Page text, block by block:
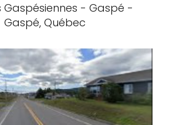
Gaspésiennes - Gaspé -
Gaspé, Québec